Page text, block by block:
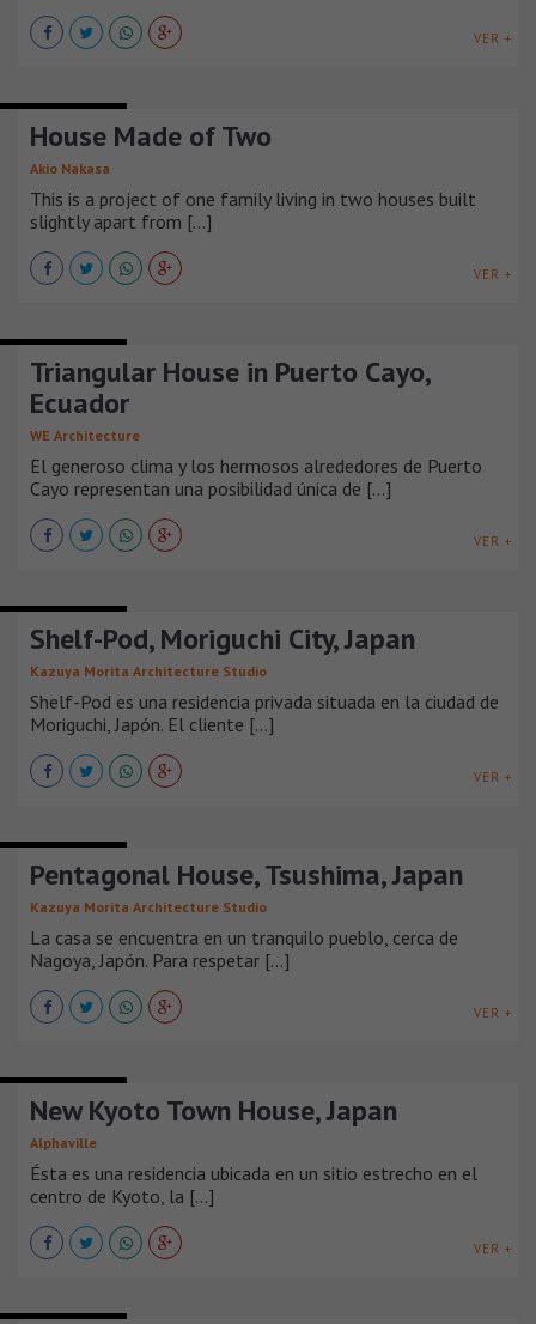
VER +
House Made of Two
Akio Nakasa
This is a project of one family living in two houses built
slightly apart from [...]
VER +
Triangular House in Puerto Cayo,
Ecuador
WE Architecture
El generoso clima y los hermosos alrededores de Puerto
Cayo representan una posibilidad única de [...]
VER +
Shelf-Pod, Moriguchi City, Japan
Kazuya Morita Architecture Studio
Shelf-Pod es una residencia privada situada en la ciudad de
Moriguchi, Japón. El cliente [...]
VER +
Pentagonal House, Tsushima, Japan
Kazuya Morita Architecture Studio
La casa se encuentra en un tranquilo pueblo, cerca de
Nagoya, Japón. Para respetar [...]
VER +
New Kyoto Town House, Japan
Alphaville
Ésta es una residencia ubicada en un sitio estrecho en el
centro de Kyoto, la [...]
VER +